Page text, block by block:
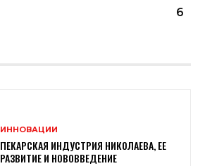
6
ИННОВАЦИИ
ПЕКАРСКАЯ ИНДУСТРИЯ НИКОЛАЕВА, ЕЕ
РАЗВИТИЕ И НОВОВВЕДЕНИЕ